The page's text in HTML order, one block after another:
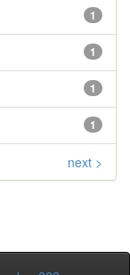
1
1
1
1
next >